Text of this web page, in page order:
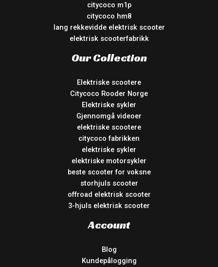
citycoco m1p
citycoco hm8
lang rekkevidde elektrisk scooter
elektrisk scooterfabrikk
Our Collection
Elektriske scootere
Citycoco Rooder Norge
Elektriske sykler
Gjennomgå videoer
elektriske scootere
citycoco fabrikken
elektriske sykler
elektriske motorsykler
beste scooter for voksne
storhjuls scooter
offroad elektrisk scooter
3-hjuls elektrisk scooter
Account
Blog
Kundepålogging